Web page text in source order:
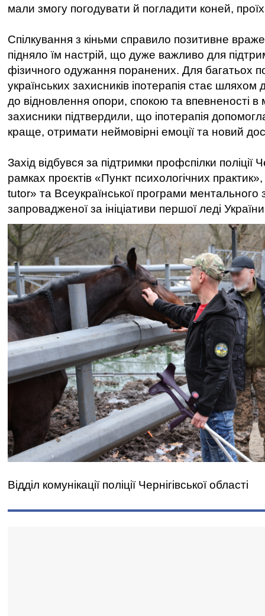
мали змогу погодувати й погладити коней,
Спілкування з кіньми справило позитивне
підняло їм настрій, що дуже важливо для
фізичного одужання поранених. Для багатьох
українських захисників іпотерапія стає
до відновлення опори, спокою та впевненості
захисники підтвердили, що іпотерапія
краще, отримати неймовірні емоції та новий
Захід відбувся за підтримки профспілки поліції
рамках проєктів «Пункт психологічних практик»,
tutor» та Всеукраїнської програми ментального
запровадженої за ініціативи першої леді
Відділ комунікації поліції Чернігівської області